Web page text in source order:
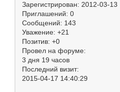
Зарегистрирован: 2012-03-13
Приглашений: 0
Сообщений: 143
Уважение: +21
Позитив: +0
Провел на форуме:
3 дня 19 часов
Последний визит:
2015-04-17 14:40:29